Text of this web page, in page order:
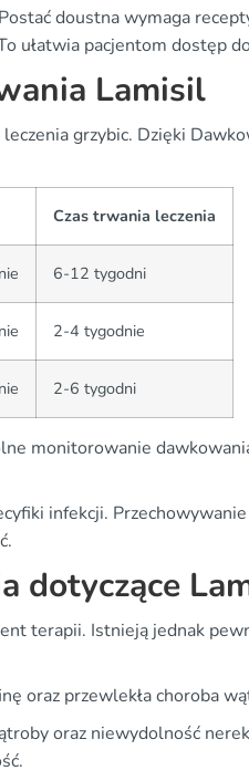
doustna wymaga
ułatwia pacjentom dostęp
Lamisil
grzybic. Dzięki
Czas trwania leczenia
6-12 tygodni
2-4 tygodnie
2-6 tygodni
monitorowanie
infekcji.
dotyczące
terapii. Istnieją jednak
oraz przewlekła choroba
oraz niewydolność